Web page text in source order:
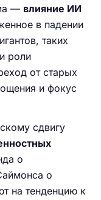
— влияние ИИ
в падении
таких
роли
от старых
и фокус
сдвигу
о
о
на тенденцию к